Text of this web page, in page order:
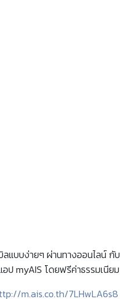
ลแบบง่ายๆ ผ่านทางออนไลน์ กับ
ป myAIS โดยฟรีค่าธรรมเนียม
m.ais.co.th/7LHwLA6s8